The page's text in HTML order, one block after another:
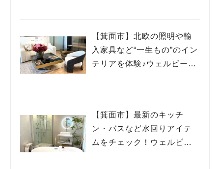
【箕面市】北欧の照明や輸
入家具など“一生もの”のイン
テリアを体験♪ウェルビーみ
【箕面市】最新のキッチ
ン・バスなど水回りアイテ
ムをチェック！ウェルビー
#あなたはどっち？